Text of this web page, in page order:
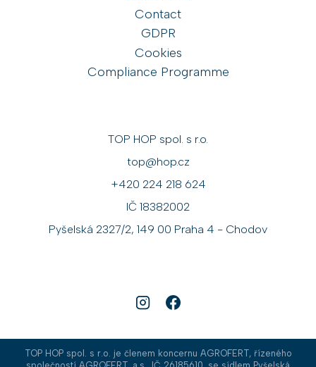
Contact
GDPR
Cookies
Compliance Programme
TOP HOP spol. s r.o.
top@hop.cz
+420 224 218 624
IČ 18382002
Pyšelská 2327/2, 149 00 Praha 4 - Chodov
TOP HOP spol. s r.o. je členem koncernu AGROFERT, řízeného